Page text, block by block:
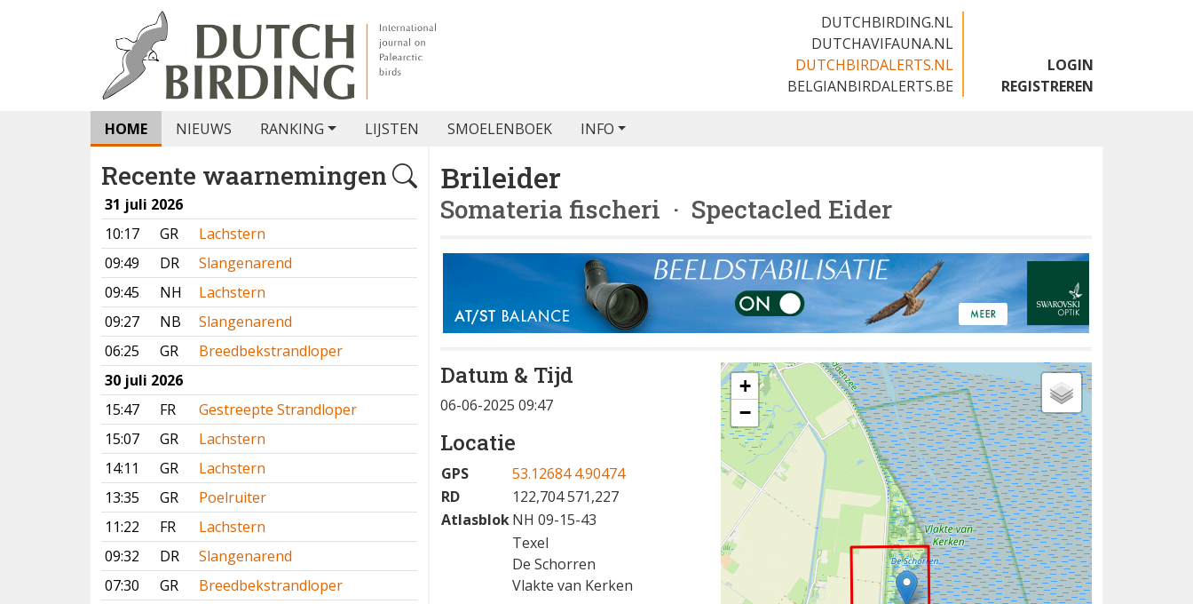
DUTCHBIRDING.NL
DUTCHAVIFAUNA.NL
DUTCHBIRDALERTS.NL
BELGIANBIRDALERTS.BE
LOGIN
REGISTREREN
HOME NIEUWS RANKING LIJSTEN SMOELENBOEK INFO
Recente waarnemingen
31 juli 2026
10:17
GR
Lachstern
09:49
DR
Slangenarend
09:45
NH
Lachstern
09:27
NB
Slangenarend
06:25
GR
Breedbekstrandloper
30 juli 2026
15:47
FR
Gestreepte Strandloper
15:07
GR
Lachstern
14:11
GR
Lachstern
13:35
GR
Poelruiter
11:22
FR
Lachstern
09:32
DR
Slangenarend
07:30
GR
Breedbekstrandloper
Brileider
Somateria fischeri · Spectacled Eider
Datum & Tijd
06-06-2025 09:47
Locatie
GPS
53.12684 4.90474
RD
122,704 571,227
AtlasblokNH 09-15-43
Texel
De Schorren
Vlakte van Kerken
+
−